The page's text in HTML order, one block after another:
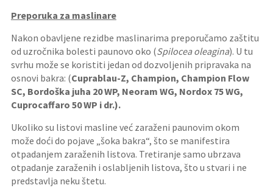
Preporuka za maslinare
Nakon obavljene rezidbe maslinarima preporučamo zaštitu
od uzročnika bolesti paunovo oko (Spilocea oleagina). U tu
svrhu može se koristiti jedan od dozvoljenih pripravaka na
osnovi bakra: (Cuprablau-Z, Champion, Champion Flow
SC, Bordoška juha 20 WP, Neoram WG, Nordox 75 WG,
Cuprocaffaro 50 WP i dr.).
Ukoliko su listovi masline već zaraženi paunovim okom
može doći do pojave „šoka bakra“, što se manifestira
otpadanjem zaraženih listova. Tretiranje samo ubrzava
otpadanje zaraženih i oslabljenih listova, što u stvari i ne
predstavlja neku štetu.